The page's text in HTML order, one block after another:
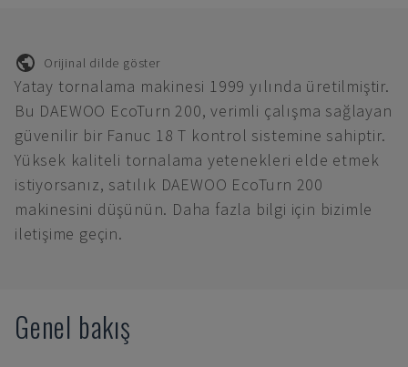
Orijinal dilde göster
Yatay tornalama makinesi 1999 yılında üretilmiştir.
Bu DAEWOO EcoTurn 200, verimli çalışma sağlayan
güvenilir bir Fanuc 18 T kontrol sistemine sahiptir.
Yüksek kaliteli tornalama yetenekleri elde etmek
istiyorsanız, satılık DAEWOO EcoTurn 200
makinesini düşünün. Daha fazla bilgi için bizimle
iletişime geçin.
Genel bakış